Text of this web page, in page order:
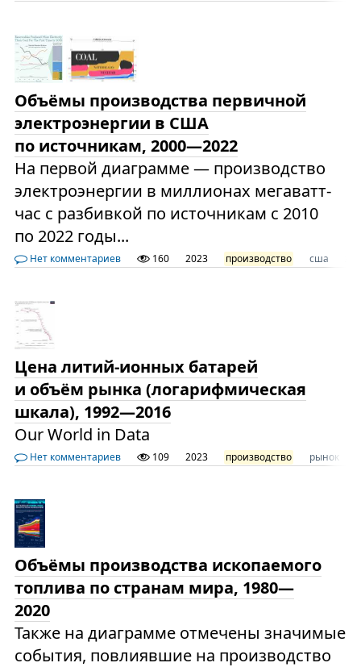
Объёмы производства первичной
электроэнергии в США
по источникам, 2000—2022
На первой диаграмме — производство
электроэнергии в миллионах мегаватт-
час с разбивкой по источникам с 2010
по 2022 годы...
Нет комментариев 160 2023 производство сша
Цена литий-ионных батарей
и объём рынка (логарифмическая
шкала), 1992—2016
Our World in Data
Нет комментариев 109 2023 производство рынок
Объёмы производства ископаемого
топлива по странам мира, 1980—
2020
Также на диаграмме отмечены значимые
события, повлиявшие на производство